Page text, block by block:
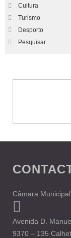
Cultura
Turismo
Desporto
Pesquisar
Câmara
Avenida D.
9370 – 135